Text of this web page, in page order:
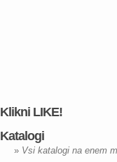
Klikni LIKE!
Katalogi
» Vsi katalogi na enem